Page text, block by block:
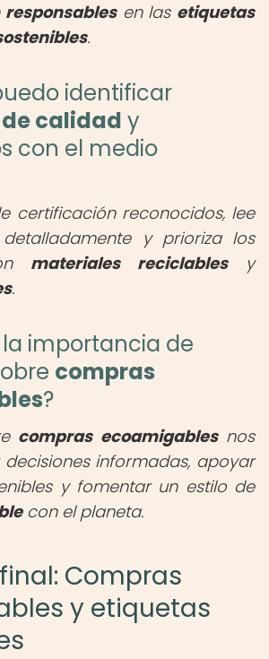
responsablesen las etiquetas
.
identificar
calidad y
con el medio
certificación reconocidos, lee
y prioriza los
materiales reciclablesy
.
la importancia de
compras
?
compras ecoamigablesnos
informadas, apoyar
y fomentar un estilo de
con el planeta.
Compras
y etiquetas